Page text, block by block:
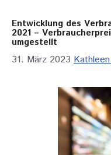
Entwicklung des
2021 –
umgestellt
31. März 2023